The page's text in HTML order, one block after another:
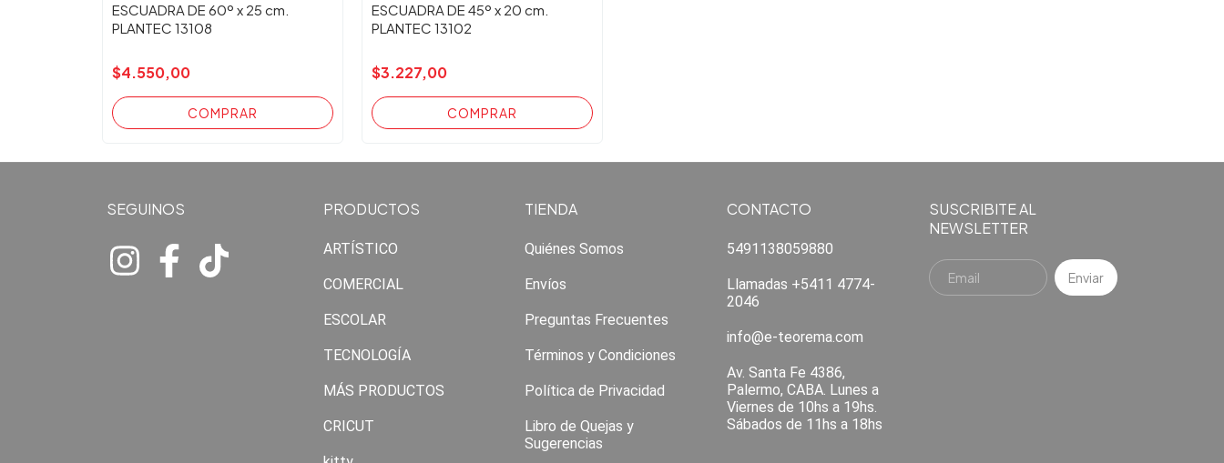
ESCUADRA DE 60º x 25 cm.
PLANTEC 13108
$4.550,00
ESCUADRA DE 45º x 20 cm.
PLANTEC 13102
$3.227,00
SEGUINOS PRODUCTOS
ARTÍSTICO
COMERCIAL
ESCOLAR
TECNOLOGÍA
MÁS PRODUCTOS
CRICUT
TIENDA
Quiénes Somos
Envíos
Preguntas Frecuentes
Términos y Condiciones
Política de Privacidad
Libro de Quejas y
Sugerencias
CONTACTO
5491138059880
Llamadas +5411 4774-
2046
info@e-teorema.com
Av. Santa Fe 4386,
Palermo, CABA. Lunes a
Viernes de 10hs a 19hs.
Sábados de 11hs a 18hs
SUSCRIBITE AL
NEWSLETTER